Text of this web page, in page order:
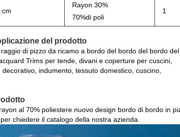
cm
Rayon 30%
70%di poli
1
del prodotto
di pizzo da ricamo a bordo del bordo del bordo
Trims per tende, divani e coperture per cuscini,
indumento, tessuto domestico, cuscino,
al 70% poliestere nuovo design bordo di bordo in
chiedere il catalogo della nostra azienda.